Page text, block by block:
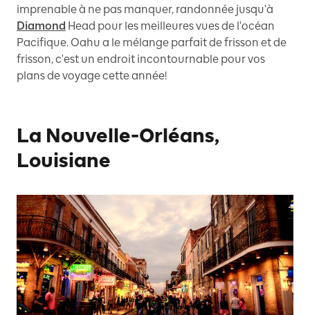
imprenable à ne pas manquer, randonnée jusqu'à
Diamond Head pour les meilleures vues de l'océan
Pacifique. Oahu a le mélange parfait de frisson et de
frisson, c'est un endroit incontournable pour vos
plans de voyage cette année!
La Nouvelle-Orléans,
Louisiane